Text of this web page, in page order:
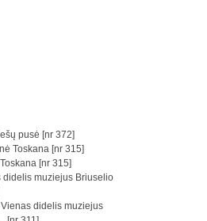
pusė [nr 372]
Toskana [nr 315]
[nr 315]
didelis muziejus Briuselio
Vienas didelis muziejus